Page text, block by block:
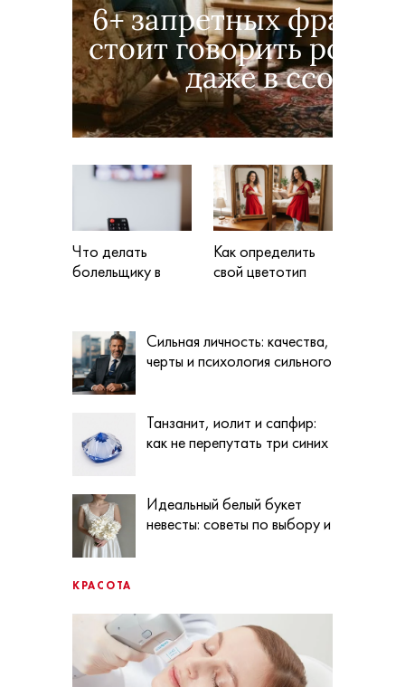
6+ запретных фраз:
стоит говорить
даже в ссоре
Что делать
болельщику в
кино в одном
приложении
Как определить
свой цветотип
Сильная личность: качества,
черты и психология сильного
Танзанит, иолит и сапфир:
как не перепутать три синих
Идеальный белый букет
невесты: советы по выбору и
КРАСОТА